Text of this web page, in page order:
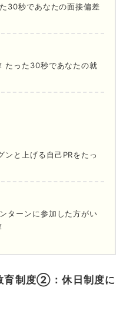
30秒であなたの面接偏差
たった30秒であなたの就
ンと上げる自己PRをたっ
ターンに参加した方がい
育制度②：休日制度に